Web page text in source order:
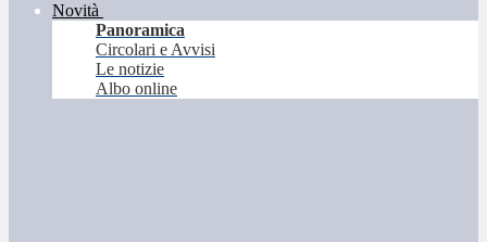
Novità
Panoramica
Circolari e Avvisi
Le notizie
Albo online